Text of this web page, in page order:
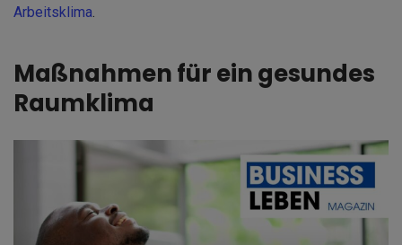
Arbeitsklima.
Maßnahmen für ein gesundes
Raumklima